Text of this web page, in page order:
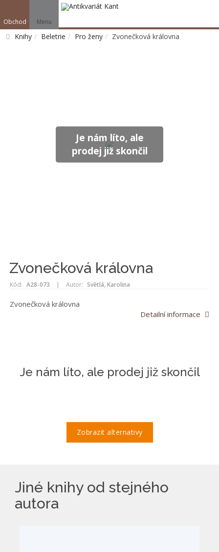
Obchod Menu
Knihy Beletrie Pro ženy Zvonečková královna
Je nám líto, ale
prodej již skončil
Zvonečková královna
Kód: A28-073 | Autor: Světlá, Karolina
Zvonečková královna
Detailní informace
Je nám líto, ale prodej již skončil
Zobrazit alternativy
Jiné knihy od stejného
autora